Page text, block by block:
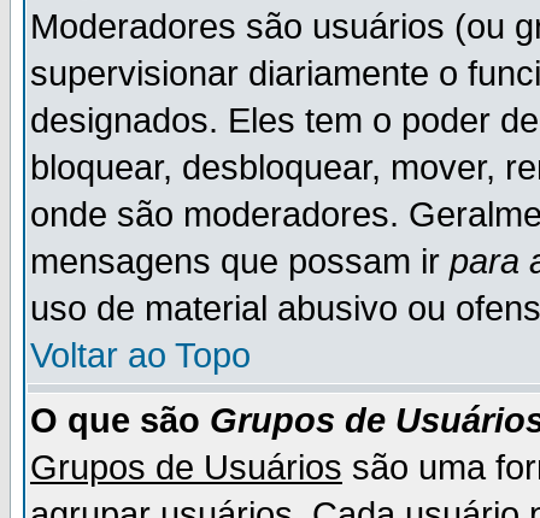
Moderadores são usuários (ou
supervisionar diariamente o
designados. Eles tem o poder
bloquear, desbloquear, mover,
onde são moderadores.
mensagens que possam ir para
uso de material abusivo ou
Voltar ao Topo
O que são Grupos de
Grupos de Usuários são uma